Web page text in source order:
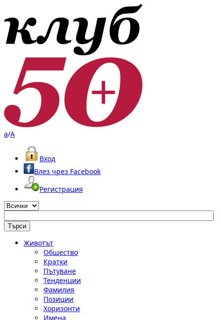
a/A
Вход
Влез чрез Facebook
Регистрация
Животът
Общество
Кратки
Пътуване
Тенденции
Фамилия
Позиции
Хоризонти
Имена